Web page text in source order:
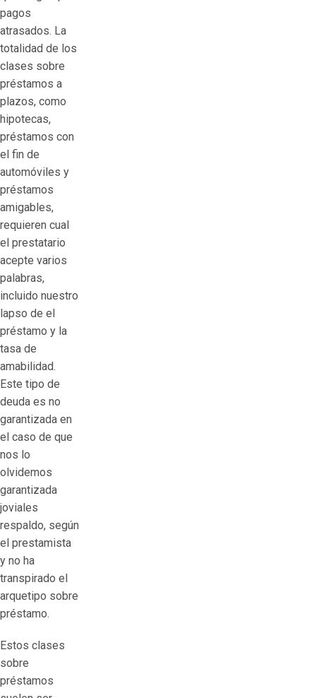
pagos
atrasados. La
totalidad de los
clases sobre
préstamos a
plazos, como
hipotecas,
préstamos con
el fin de
automóviles y
préstamos
amigables,
requieren cual
el prestatario
acepte varios
palabras,
incluido nuestro
lapso de el
préstamo y la
tasa de
amabilidad.
Este tipo de
deuda es no
garantizada en
el caso de que
nos lo
olvidemos
garantizada
joviales
respaldo, según
el prestamista
y no ha
transpirado el
arquetipo sobre
préstamo.
Estos clases
sobre
préstamos